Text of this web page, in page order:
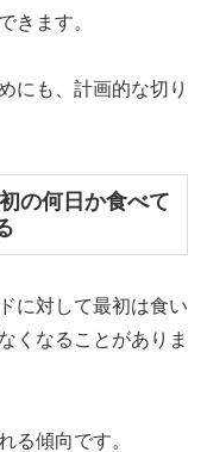
きます。
にも、計画的な切り
の何日か食べて
に対して最初は食い
くなることがありま
る傾向です。